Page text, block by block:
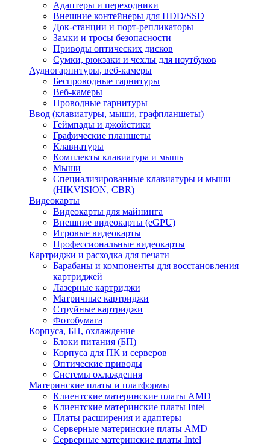
Адаптеры и переходники
Внешние контейнеры для HDD/SSD
Док-станции и порт-репликаторы
Замки и тросы безопасности
Приводы оптических дисков
Сумки, рюкзаки и чехлы для ноутбуков
Аудиогарнитуры, веб-камеры
Беспроводные гарнитуры
Веб-камеры
Проводные гарнитуры
Ввод (клавиатуры, мыши, графпланшеты)
Геймпады и джойстики
Графические планшеты
Клавиатуры
Комплекты клавиатура и мышь
Мыши
Специализированные клавиатуры и мыши
(HIKVISION, CBR)
Видеокарты
Видеокарты для майнинга
Внешние видеокарты (eGPU)
Игровые видеокарты
Профессиональные видеокарты
Картриджи и расходка для печати
Барабаны и компоненты для восстановления
картриджей
Лазерные картриджи
Матричные картриджи
Струйные картриджи
Фотобумага
Корпуса, БП, охлаждение
Блоки питания (БП)
Корпуса для ПК и серверов
Оптические приводы
Системы охлаждения
Материнские платы и платформы
Клиентские материнские платы AMD
Клиентские материнские платы Intel
Платы расширения и адаптеры
Серверные материнские платы AMD
Серверные материнские платы Intel